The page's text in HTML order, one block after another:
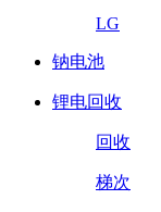
LG
钠电池
锂电回收
回收
梯次